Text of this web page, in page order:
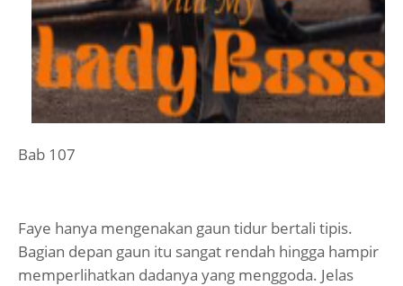
Bab 107
Faye hanya mengenakan gaun tidur bertali tipis.
Bagian depan gaun itu sangat rendah hingga hampir
memperlihatkan dadanya yang menggoda. Jelas